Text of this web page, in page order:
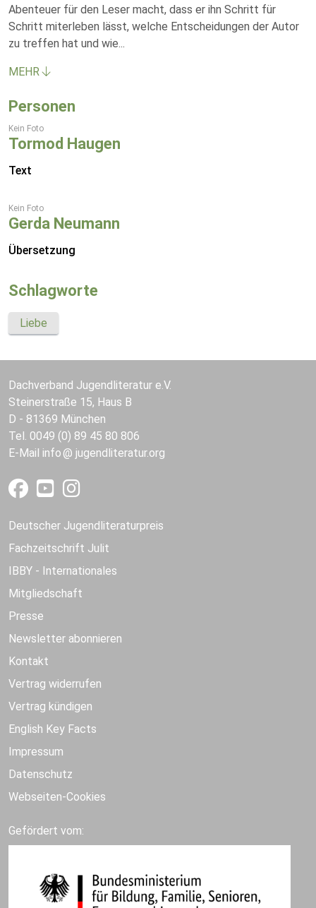
Abenteuer für den Leser macht, dass er ihn Schritt für
Schritt miterleben lässt, welche Entscheidungen der Autor
zu treffen hat und wie...
MEHR
Personen
Kein Foto
Tormod Haugen
Text
Kein Foto
Gerda Neumann
Übersetzung
Schlagworte
Liebe
Dachverband Jugendliteratur e.V.
Steinerstraße 15, Haus B
D - 81369 München
Tel. 0049 (0) 89 45 80 806
E-Mail info jugendliteratur.org
Deutscher Jugendliteraturpreis
Fachzeitschrift Julit
IBBY - Internationales
Mitgliedschaft
Presse
Newsletter abonnieren
Kontakt
Vertrag widerrufen
Vertrag kündigen
English Key Facts
Impressum
Datenschutz
Webseiten-Cookies
Gefördert vom: